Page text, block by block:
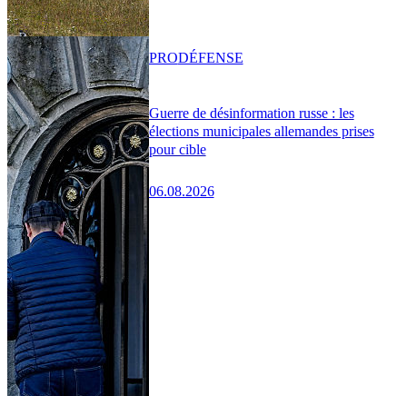
Guerre de désinformation russe : les
élections municipales allemandes prises
pour cible
06.08.2026
PRODÉFENSE